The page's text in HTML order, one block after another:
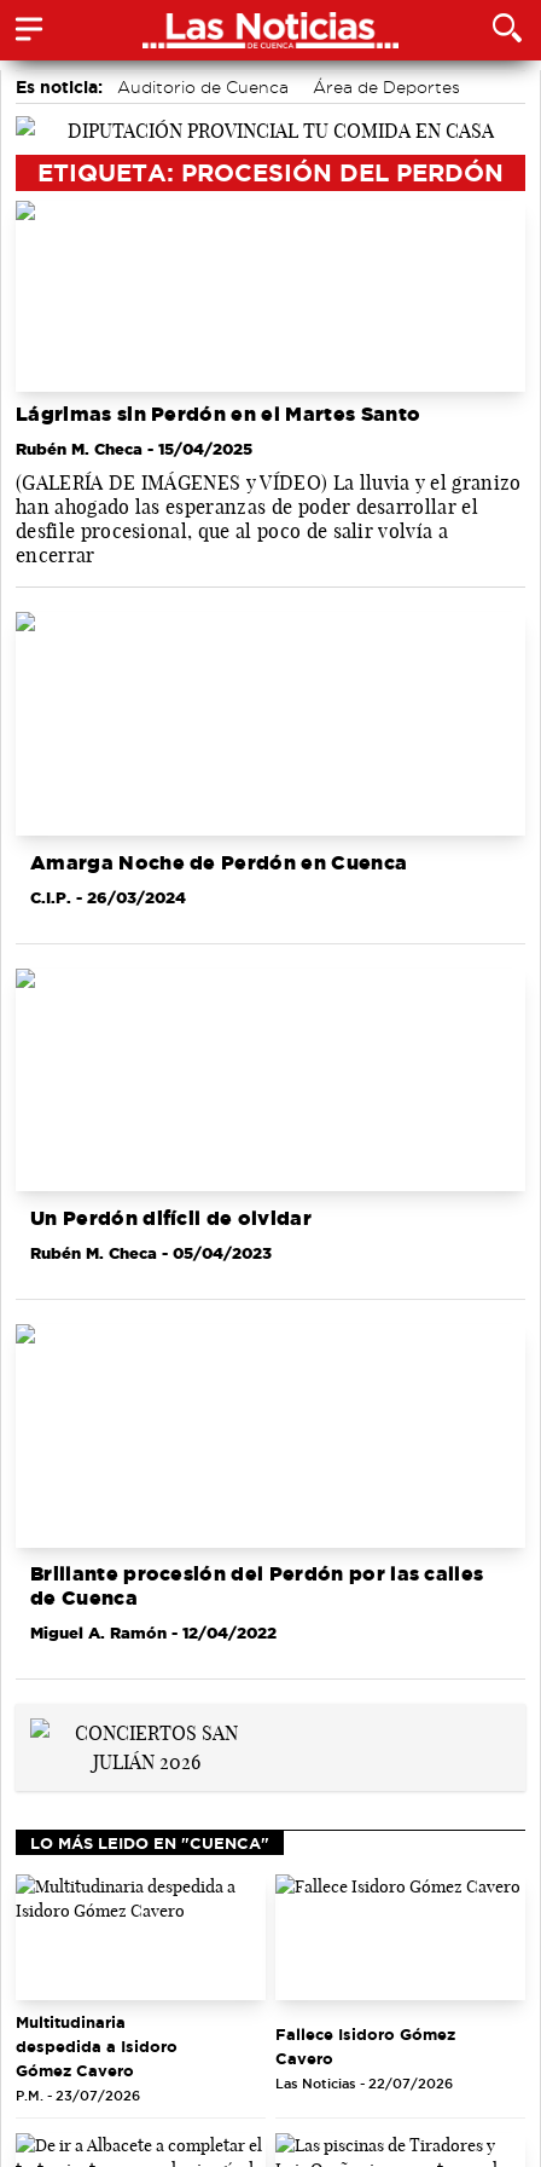
Es noticia: Auditorio de Cuenca
Área de Deportes
Medio Ambiente
Motor
ETIQUETA: PROCESIÓN DEL PERDÓN
Lágrimas sin Perdón en el Martes Santo
Rubén M. Checa - 15/04/2025
(GALERÍA DE IMÁGENES y VÍDEO) La lluvia y el granizo
han ahogado las esperanzas de poder desarrollar el
desfile procesional, que al poco de salir volvía a
encerrar
Amarga Noche de Perdón en Cuenca
C.I.P. - 26/03/2024
Un Perdón difícil de olvidar
Rubén M. Checa - 05/04/2023
Brillante procesión del Perdón por las calles
de Cuenca
Miguel A. Ramón - 12/04/2022
LO MÁS LEIDO EN "CUENCA"
Multitudinaria
despedida a Isidoro
Gómez Cavero
P.M. - 23/07/2026
Fallece Isidoro Gómez
Cavero
Las Noticias - 22/07/2026